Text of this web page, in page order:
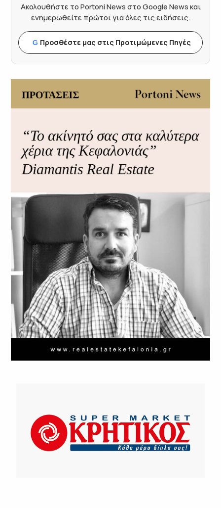
Ακολουθήστε το Portoni News στο Google News και
ενημερωθείτε πρώτοι για όλες τις ειδήσεις.
G Προσθέστε μας στις Προτιμώμενες Πηγές